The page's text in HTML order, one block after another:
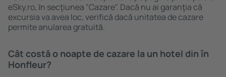
eSky.ro, ȋn secţiunea "Cazare". Dacă nu ai garanţia că
excursia va avea loc, verifică dacă unitatea de cazare
permite anularea gratuită.
Cât costă o noapte de cazare la un hotel din în
Honfleur?